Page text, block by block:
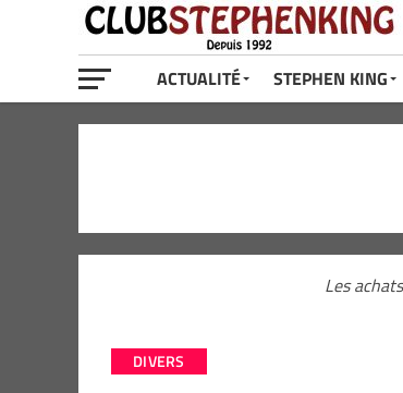
ACTUALITÉ STEPHEN KING
Les
DIVERS